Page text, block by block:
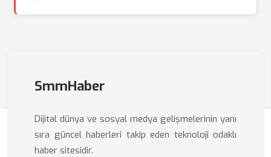
SmmHaber
Dijital dünya ve sosyal medya gelişmelerinin yanı
sıra güncel haberleri takip eden teknoloji odaklı
haber sitesidir.